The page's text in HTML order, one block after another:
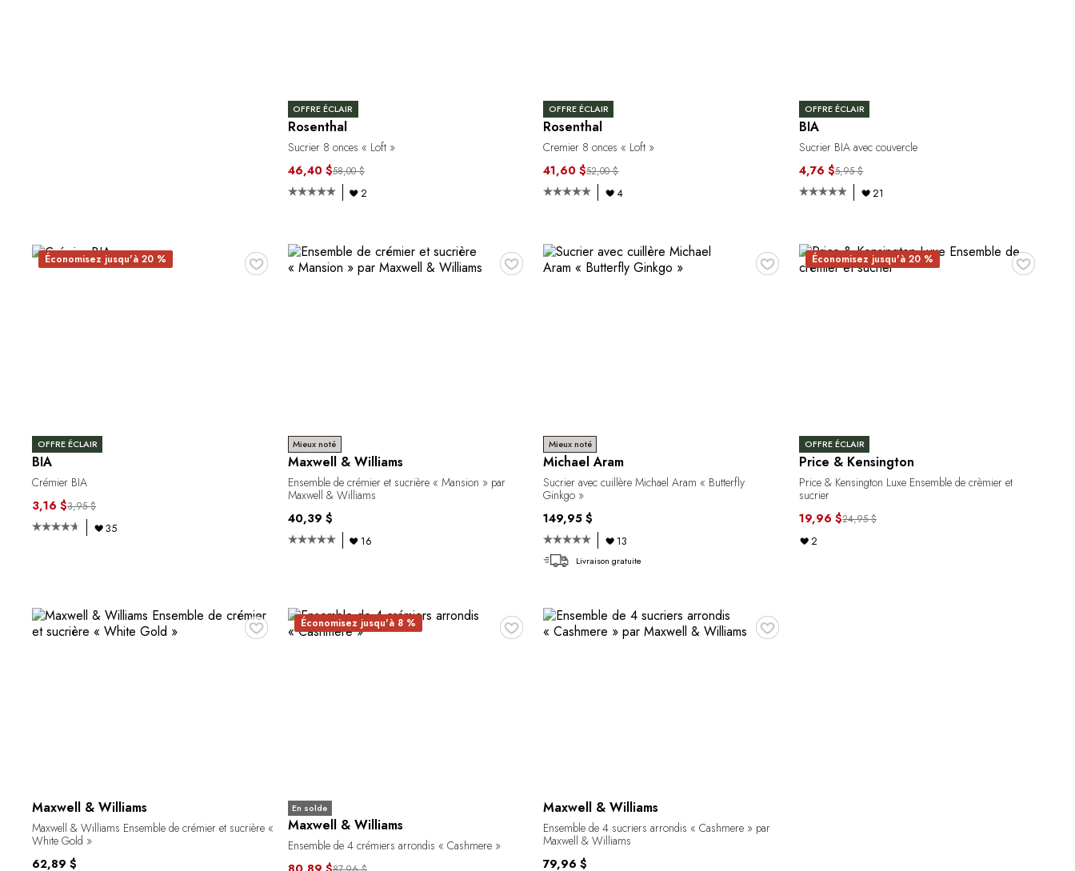
OFFRE ÉCLAIR
Rosenthal
Sucrier 8 onces « Loft »
46,40 $58,00 $
2
OFFRE ÉCLAIR
Rosenthal
Cremier 8 onces « Loft »
41,60 $52,00 $
4
OFFRE ÉCLAIR
BIA
Sucrier BIA avec couvercle
4,76 $5,95 $
21
♥
Économisez jusqu'à 20 %
OFFRE ÉCLAIR
BIA
Crémier BIA
3,16 $3,95 $
35
♥
Mieux noté
Maxwell & Williams
Ensemble de crémier et sucrière « Mansion » par
Maxwell & Williams
40,39 $
16
♥
Mieux noté
Michael Aram
Sucrier avec cuillère Michael Aram « Butterfly
Ginkgo »
149,95 $
13
Livraison gratuite
♥
Économisez jusqu'à 20 %
OFFRE ÉCLAIR
Price & Kensington
Price & Kensington Luxe Ensemble de crèmier et
sucrier
19,96 $24,95 $
2
♥
Maxwell & Williams
Maxwell & Williams Ensemble de crémier et sucrière «
White Gold »
62,89 $
♥
Économisez jusqu'à 8 %
En solde
Maxwell & Williams
Ensemble de 4 crémiers arrondis « Cashmere »
♥
Maxwell & Williams
Ensemble de 4 sucriers arrondis « Cashmere » par
Maxwell & Williams
79,96 $